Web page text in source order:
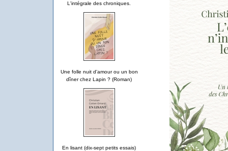
L'intégrale des chroniques.
Une folle nuit d'amour ou un bon
dîner chez Lapin ? (Roman)
En lisant (dix-sept petits essais)